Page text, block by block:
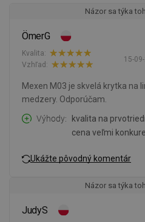
Názor sa týka
ÖmerG
15-
Kvalita:
Vzhľad:
Mexen M03 je skvelá krytka na
medzery. Odporúčam.
Výhody
kvalita na
cena veľmi
Ukážte pôvodný komentár
Názor sa týka
JudyS